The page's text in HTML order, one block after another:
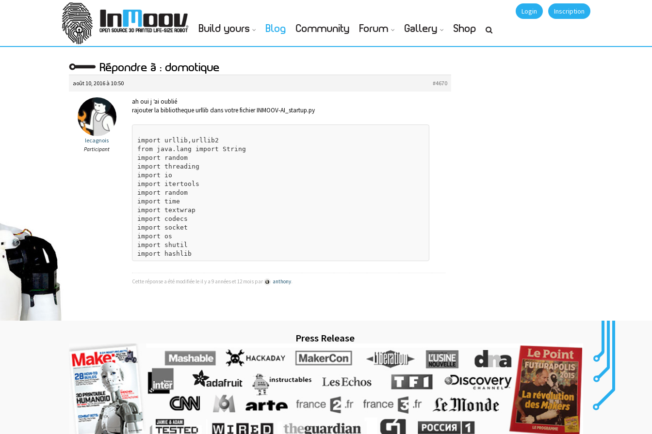
Login Inscription
Build yours Blog Community Forum Gallery Shop
Répondre à : domotique
août 10, 2016 à 10:50 #4670
lecagnois
Participant
ah oui j ‘ai oublié
rajouter la bibliotheque urllib dans votre fichier INMOOV-AI_startup.py
import urllib,urllib2
from java.lang import String
import random
import threading
import io
import itertools
import random
import time
import textwrap
import codecs
import socket
import os
import shutil
Cette réponse a été modifiée le il y a 9 années et 12 mois par anthony.
Press Release